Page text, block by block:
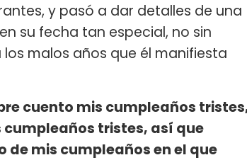
y pasó a dar detalles de una
su fecha tan especial, no sin
malos años que él manifiesta
cuento mis cumpleaños
tristes, así que
de mis cumpleaños en el que